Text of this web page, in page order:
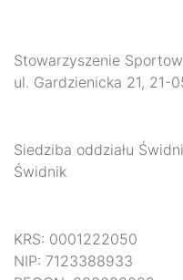
Stowarzyszenie
ul. Gardzienicka 21, 21-
Siedziba oddziału
Świdnik
KRS: 0001222050
NIP: 7123388933